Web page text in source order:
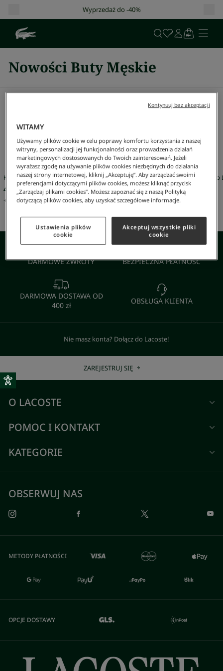
Wyprzedaż do -40%
Nowości Buty Męskie
Nasze wybory dla Ciebie
Koszulka Polo L.12.12 Classic Fit
479 zł
+ Kolor
Koszulka Polo
479 zł
DARMOWE ZWROTY BEZPIECZNA PŁATNOŚĆ
DARMOWA DOSTAWA OD
400 zł
OBSŁUGA KLIENTA
Nie masz konta? Dołącz do Lacoste!
ZAREJESTRUJ SIĘ
O LACOSTE
POMOC I KONTAKT
KATEGORIE
OBSERWUJ NAS
METODY PŁATNOŚCI
OPCJE DOSTAWY
WITAMY
Używamy plików cookie w celu poprawy komfortu korzystania z naszej
witryny, personalizacji jej funkcjonalności oraz prowadzenia działań
marketingowych dostosowanych do Twoich zainteresowań. Jeżeli
wyrażasz zgodę na używanie plików cookies niezbędnych do działania
naszej strony internetowej, kliknij „Akceptuję”. Aby zarządzać swoimi
preferencjami dotyczącymi plików cookies, możesz kliknąć przycisk
„Zarządzaj plikami cookies”. Możesz zapoznać się z naszą Polityką
dotyczącą plików cookies, aby uzyskać szczegółowe informacje.
Ustawienia plików
cookie
Akceptuj wszystkie pliki
cookie
Kontynuuj bez akceptacji